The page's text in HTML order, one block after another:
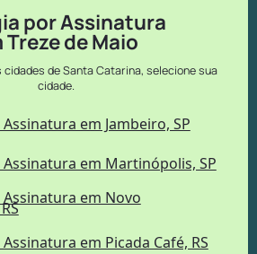
por Assinatura
Treze de Maio
de Santa Catarina, selecione sua
cidade.
em Jambeiro, SP
em Martinópolis, SP
em Novo
em Picada Café, RS